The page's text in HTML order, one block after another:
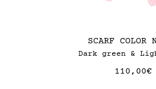
SCARF COLOR
Dark green &
110,00€